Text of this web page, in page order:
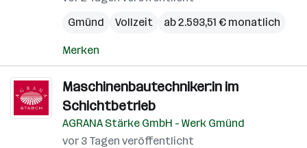
Gmünd
Vollzeit ab 2.593,51 € monatlich
Merken
Maschinenbautechniker:in im
Schichtbetrieb
AGRANA Stärke GmbH - Werk Gmünd
vor 3 Tagen veröffentlicht